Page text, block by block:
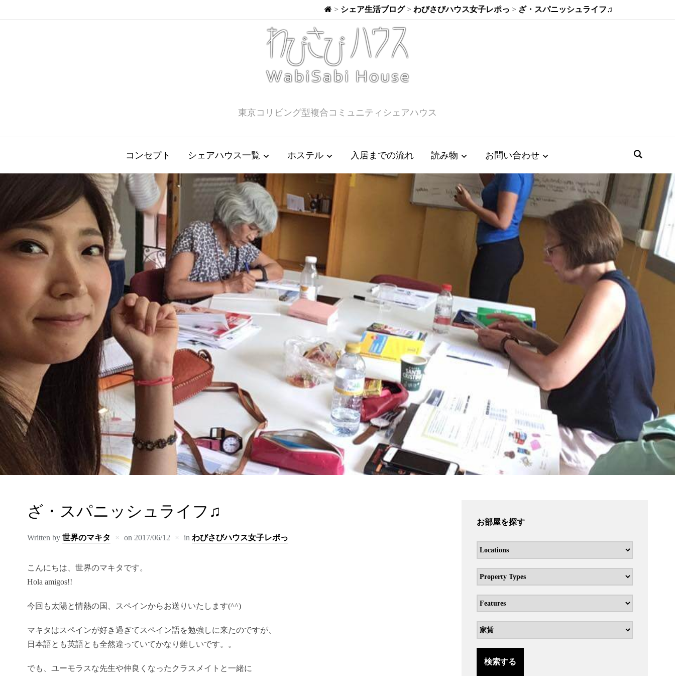
> シェア生活ブログ>わびさびハウス女子レポっ > ざ・スパニッシュライフ♫
東京コリビング型複合コミュニティシェアハウス
コンセプト シェアハウス一覧 ホステル 入居までの流れ 読み物 お問い合わせ
ざ・スパニッシュライフ♫
Written by 世界のマキタ on 2017/06/12 in わびさびハウス女子レポっ
こんにちは、世界のマキタです。
Hola amigos!!
今回も太陽と情熱の国、スペインからお送りいたします(^^)
マキタはスペインが好き過ぎてスペイン語を勉強しに来たのですが、
日本語とも英語とも全然違っていてかなり難しいです。。
でも、ユーモラスな先生や仲良くなったクラスメイトと一緒に
お部屋を探す
検索する